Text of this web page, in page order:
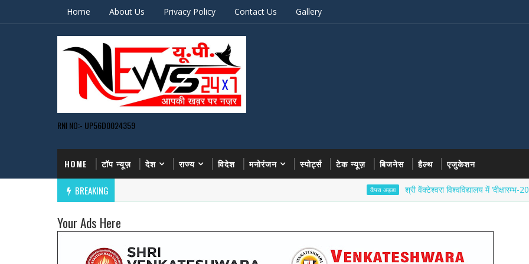
Home About Us Privacy Policy Contact Us Gallery
RNI NO:- UP56D0024359
HOME टॉप न्यूज़ देश राज्य विदेश मनोरंजन स्पोर्ट्स टेक न्यूज़ बिजनेस हैल्थ एजुकेशन
BREAKING श्री वेंक्टेश्वरा विश्वविद्यालय में ‘दीक्षारम्भ-2026’ का
Your Ads Here